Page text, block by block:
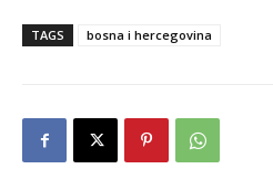
TAGS bosna i hercegovina